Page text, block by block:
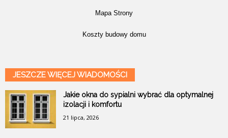
Mapa Strony
Koszty budowy domu
JESZCZE WIĘCEJ WIADOMOŚCI
Jakie okna do sypialni wybrać dla optymalnej
izolacji i komfortu
21 lipca, 2026